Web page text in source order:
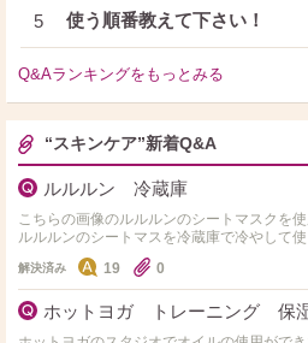
5 使う順番教えて下さい！
Q&Aランキングをもっとみる
“スキンケア”新着Q&A
ルルルン 冷蔵庫
こちらの画像のルルルンのシートマスクを使
ルルルンのシートマスを冷蔵庫で冷やして
たりはしないですか？ また、ルルルンを冷
る人はいますか？
解決済み 19 0
ホットヨガ トレーニング 保